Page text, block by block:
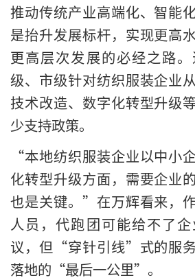
推动传统产业高端化、智能
是抬升发展标杆，实现更高
更高层次发展的必经之路
级、市级针对纺织服装企业
技术改造、数字化转型升级
少支持政策。
“本地纺织服装企业以中小
化转型升级方面，需要企业
也是关键。”在万辉看来，
人员，代跑团可能给不了
议，但“穿针引线”式的服
落地的“最后一公里”。